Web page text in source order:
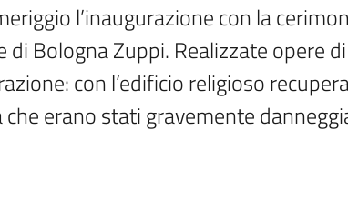
l’inaugurazione con la
di Bologna Zuppi. Realizzate opere
con l’edificio religioso
che erano stati gravemente